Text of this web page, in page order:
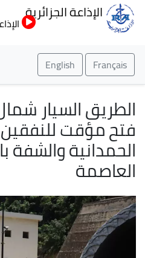
إلى
الإذاعة الجزائرية
Français
English
الطريق السيار
فتح مؤقت للنفقين
الحمدانية والشفة
العاصمة